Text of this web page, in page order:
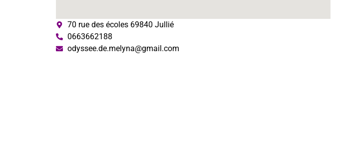
70 rue des écoles 69840 Jullié
0663662188
odyssee.de.melyna@gmail.com